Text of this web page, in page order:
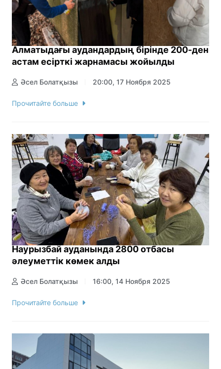
Алматыдағы аудандардың бірінде 200-ден
астам есірткі жарнамасы жойылды
Әсел Болатқызы 20:00, 17 Ноября 2025
Прочитайте больше
Наурызбай ауданында 2800 отбасы
әлеуметтік көмек алды
Әсел Болатқызы 16:00, 14 Ноября 2025
Прочитайте больше